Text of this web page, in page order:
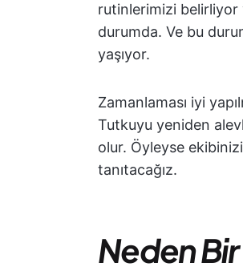
rutinlerimizi belirliyor
durumda. Ve bu
yaşıyor.
Zamanlaması iyi
Tutkuyu yeniden
olur. Öyleyse
tanıtacağız.
Neden